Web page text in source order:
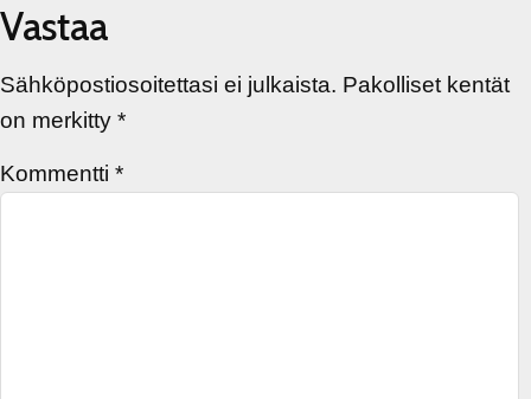
Vastaa
Sähköpostiosoitettasi ei julkaista. Pakolliset kentät
on merkitty *
Kommentti *